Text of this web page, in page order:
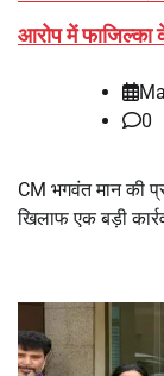
आरोप में फाजिल्का
0
CM भगवंत मान की
खिलाफ एक बड़ी